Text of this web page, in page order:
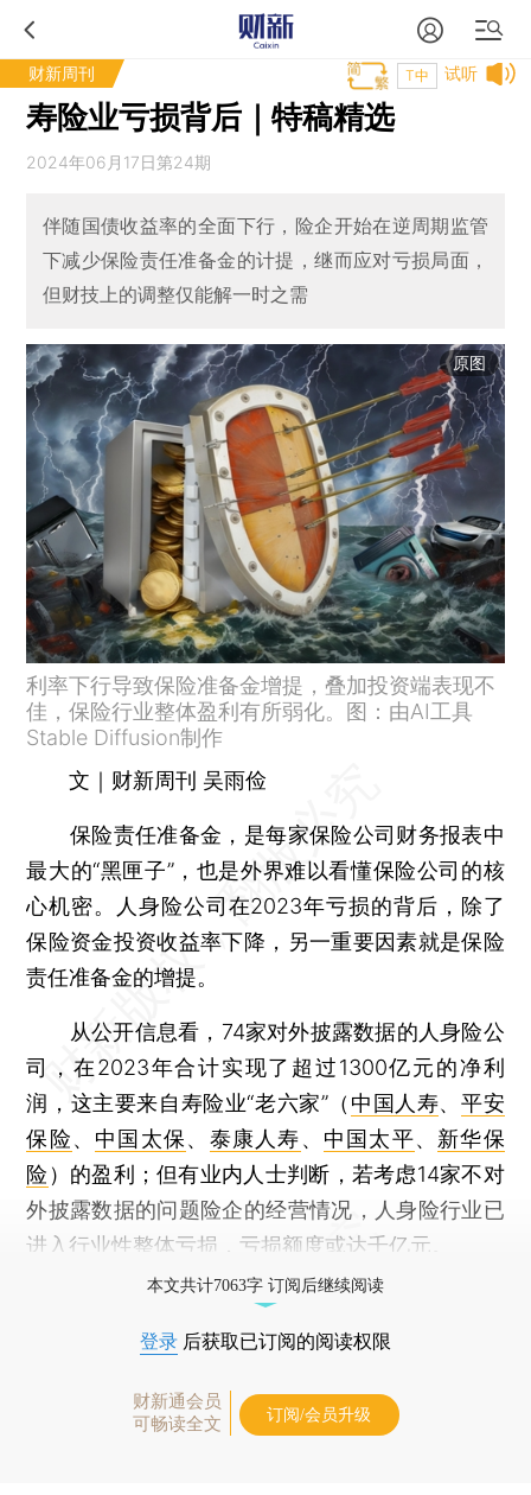
财新周刊 试听
T中
寿险业亏损背后｜特稿精选
2024年06月17日第24期
伴随国债收益率的全面下行，险企开始在逆周期监管
下减少保险责任准备金的计提，继而应对亏损局面，
但财技上的调整仅能解一时之需
原图
利率下行导致保险准备金增提，叠加投资端表现不
佳，保险行业整体盈利有所弱化。图：由AI工具
Stable Diffusion制作
文｜财新周刊 吴雨俭
保险责任准备金，是每家保险公司财务报表中
最大的“黑匣子”，也是外界难以看懂保险公司的核
心机密。人身险公司在2023年亏损的背后，除了
保险资金投资收益率下降，另一重要因素就是保险
责任准备金的增提。
从公开信息看，74家对外披露数据的人身险公
司，在2023年合计实现了超过1300亿元的净利
润，这主要来自寿险业“老六家”（ 中国人寿、平安
保险、 中国太保、 泰康人寿、 中国太平、 新华保
险 ）的盈利；但有业内人士判断，若考虑14家不对
外披露数据的问题险企的经营情况，人身险行业已
进入行业性整体亏损，亏损额度或达千亿元。
本文共计7063字 订阅后继续阅读
登录 后获取已订阅的阅读权限
财新通会员
可畅读全文
订阅/会员升级